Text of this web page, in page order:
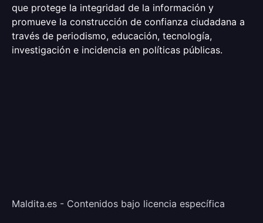
que protege la integridad de la información y
promueve la construcción de confianza ciudadana a
través de periodismo, educación, tecnología,
investigación e incidencia en políticas públicas.
Maldita.es - Contenidos bajo licencia específica